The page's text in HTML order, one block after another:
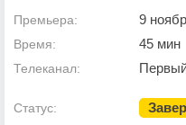
Премьера: 9
Время: 45 мин
Телеканал:
Статус: